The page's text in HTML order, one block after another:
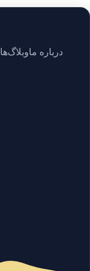
وبلاگ‌هادرباره ما